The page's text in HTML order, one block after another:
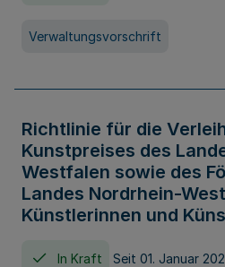
Verwaltungsvorschrift
Richtlinie für die
Kunstpreises des
Westfalen sowie des
Landes Nordrhein-
Künstlerinnen und
In Kraft Seit 01. Januar